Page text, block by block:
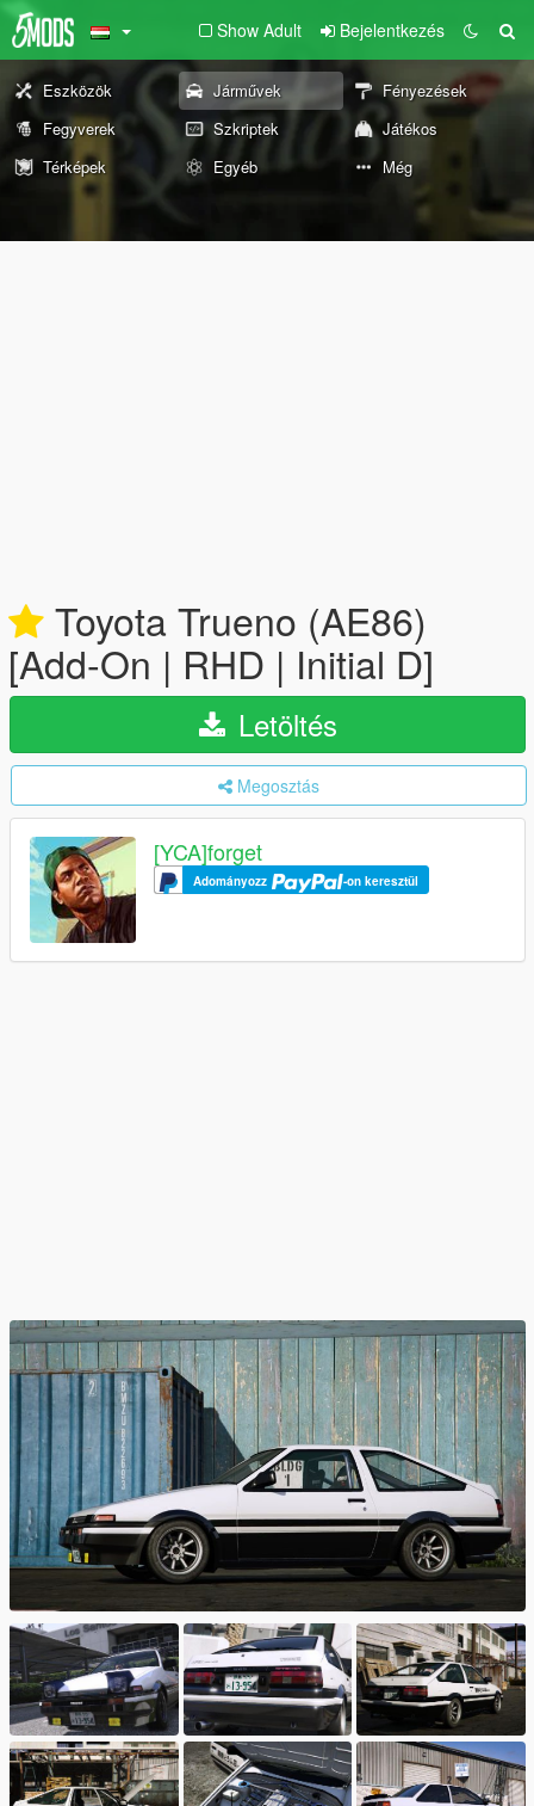
Show Adult Bejelentkezés
Eszközök Járművek
Fényezések
Fegyverek
Szkriptek
Játékos
Térképek
Egyéb Még
Toyota Trueno (AE86)
[Add-On | RHD | Initial D]
Letöltés
Megosztás
[YCA]forget
Adományozz -on keresztül